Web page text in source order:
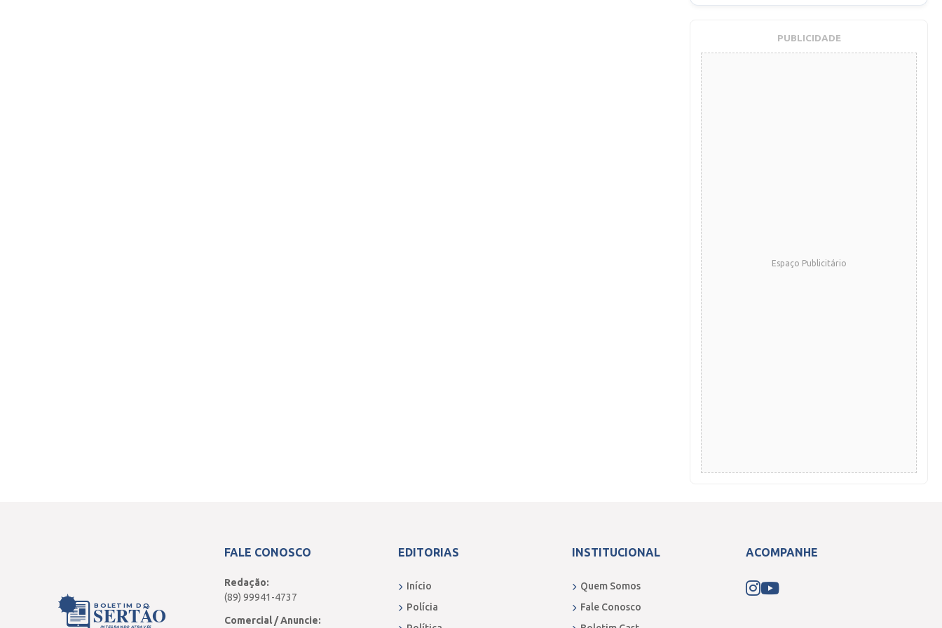
PUBLICIDADE
Espaço Publicitário
BOLETIM DO
SERTÃO
INTEGRANDO ATRAVÉS
FALE CONOSCO
Redação:
(89) 99941-4737
Comercial / Anuncie:
EDITORIAS
Início
Polícia
INSTITUCIONAL
Quem Somos
Fale Conosco
ACOMPANHE